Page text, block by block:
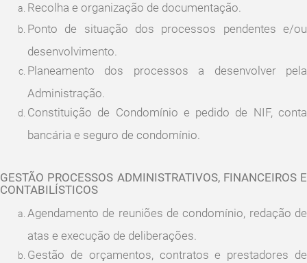
Recolha e organização de documentação.
Ponto de situação dos processos pendentes e/ou
desenvolvimento.
Planeamento dos processos a desenvolver pela
Administração.
Constituição de Condomínio e pedido de NIF, conta
bancária e seguro de condomínio.
GESTÃO PROCESSOS ADMINISTRATIVOS, FINANCEIROS E
CONTABILÍSTICOS
Agendamento de reuniões de condomínio, redação de
atas e execução de deliberações.
Gestão de orçamentos, contratos e prestadores de